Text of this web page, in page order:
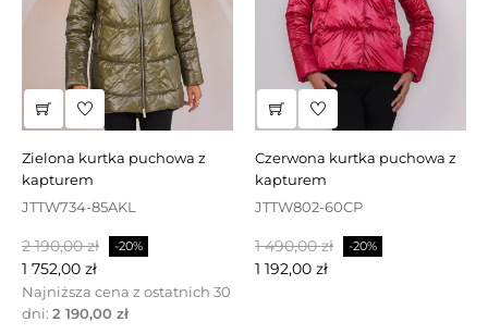
zielona kurtka puchowa z
kapturem
JTTW734-85AKL
Cena
podstawowa
2 190,00 zł -20%
1 752,00 zł
Najniższa cena z ostatnich 30
dni: 2 190,00 zł
czerwona kurtka puchowa z
kapturem
JTTW802-60CP
Cena
podstawowa
1 490,00 zł -20%
1 192,00 zł